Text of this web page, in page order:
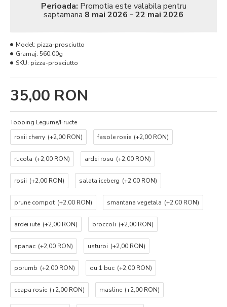
Perioada: Promotia este valabila pentru
saptamana 8 mai 2026 - 22 mai 2026
35,00 RON
Model: pizza-prosciutto
Gramaj: 560.00g
SKU: pizza-prosciutto
Topping Legume/Fructe
rosii cherry (+2,00 RON) fasole rosie (+2,00 RON)
rucola (+2,00 RON) ardei rosu (+2,00 RON)
rosii (+2,00 RON) salata iceberg (+2,00 RON)
prune compot (+2,00 RON) smantana vegetala (+2,00 RON)
ardei iute (+2,00 RON) broccoli (+2,00 RON)
spanac (+2,00 RON) usturoi (+2,00 RON)
porumb (+2,00 RON) ou 1 buc (+2,00 RON)
ceapa rosie (+2,00 RON) masline (+2,00 RON)